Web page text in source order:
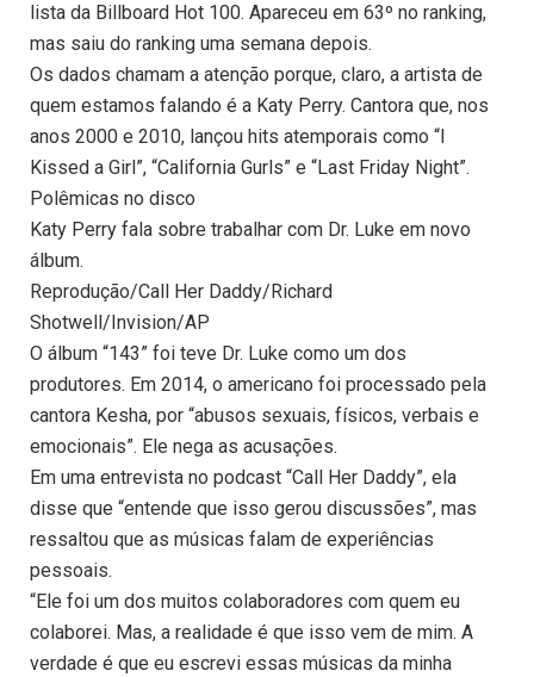
lista da Billboard Hot 100. Apareceu em 63º no ranking,
mas saiu do ranking uma semana depois.
Os dados chamam a atenção porque, claro, a artista de
quem estamos falando é a Katy Perry. Cantora que, nos
anos 2000 e 2010, lançou hits atemporais como “I
Kissed a Girl”, “California Gurls” e “Last Friday Night”.
Polêmicas no disco
Katy Perry fala sobre trabalhar com Dr. Luke em novo
álbum.
Reprodução/Call Her Daddy/Richard
Shotwell/Invision/AP
O álbum “143” foi teve Dr. Luke como um dos
produtores. Em 2014, o americano foi processado pela
cantora Kesha, por “abusos sexuais, físicos, verbais e
emocionais”. Ele nega as acusações.
Em uma entrevista no podcast “Call Her Daddy”, ela
disse que “entende que isso gerou discussões”, mas
ressaltou que as músicas falam de experiências
pessoais.
“Ele foi um dos muitos colaboradores com quem eu
colaborei. Mas, a realidade é que isso vem de mim. A
verdade é que eu escrevi essas músicas da minha